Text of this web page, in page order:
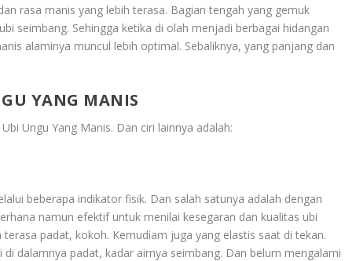
rasa manis yang lebih terasa. Bagian tengah yang gemuk
seimbang. Sehingga ketika di olah menjadi berbagai hidangan
alaminya muncul lebih optimal. Sebaliknya, yang panjang dan
YANG MANIS
Ungu Yang Manis. Dan ciri lainnya adalah:
beberapa indikator fisik. Dan salah satunya adalah dengan
namun efektif untuk menilai kesegaran dan kualitas ubi
padat, kokoh. Kemudiam juga yang elastis saat di tekan.
dalamnya padat, kadar airnya seimbang. Dan belum mengalami